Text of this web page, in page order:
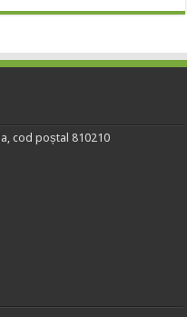
cod poștal 810210